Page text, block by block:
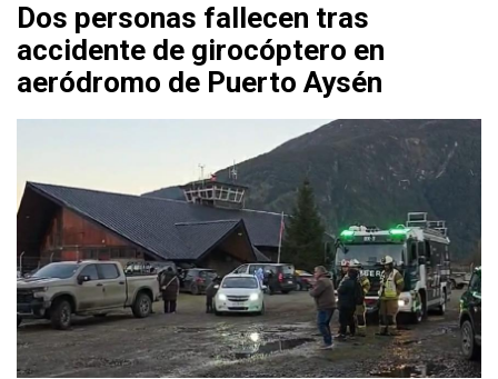
Dos personas fallecen tras
accidente de girocóptero en
aeródromo de Puerto Aysén